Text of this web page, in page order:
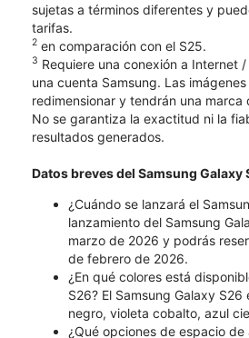
sujetas a términos diferentes y
tarifas.
2 en comparación con el S25.
3 Requiere una conexión a Internet
una cuenta Samsung. Las
redimensionar y tendrán una marca
No se garantiza la exactitud ni la
resultados generados.
Datos breves del Samsung Galaxy
¿Cuándo se lanzará el
lanzamiento del Samsung
marzo de 2026 y podrás
de febrero de 2026.
¿En qué colores está
S26? El Samsung Galaxy
negro, violeta cobalto, azul
¿Qué opciones de espacio